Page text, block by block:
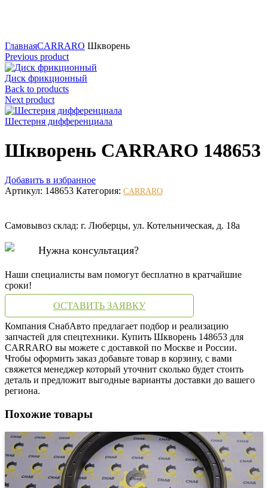
ГлавнаяCARRARO Шкворень
Previous product
Диск фрикционный
Back to products
Next product
Шестерня дифференциала
Шкворень CARRARO 148653
Добавить в избранное
Артикул: 148653 Категория: CARRARO
Самовывоз склад: г. Люберцы, ул. Котельническая, д. 18а
Нужна консультация?
Наши специалисты вам помогут бесплатно в кратчайшие
сроки!
ОСТАВИТЬ ЗАЯВКУ
Компания СнабАвто предлагает подбор и реализацию
запчастей для спецтехники. Купить Шкворень 148653 для
CARRARO вы можете с доставкой по Москве и России.
Чтобы оформить заказ добавьте товар в корзину, с вами
свяжется менеджер который уточнит сколько будет стоить
деталь и предложит выгодные варианты доставки до вашего
региона.
Похожие товары